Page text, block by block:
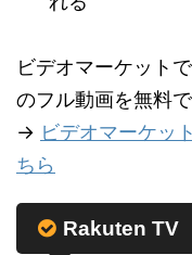
ビデオマーケット
のフル動画を無料
→ ビデオマーケッ
ちら
Rakuten TV